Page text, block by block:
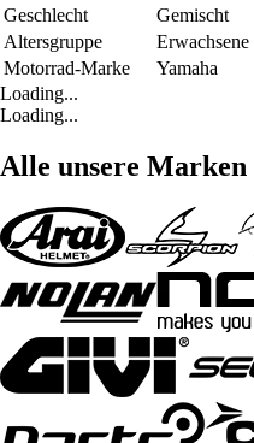
Geschlecht
Gemischt
Altersgruppe
Erwachsene
Motorrad-Marke
Yamaha
Loading...
Loading...
Alle unsere Marken